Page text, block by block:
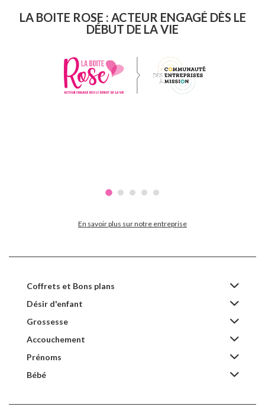
LA BOITE ROSE : ACTEUR ENGAGÉ DÈS LE
DÉBUT DE LA VIE
En savoir plus sur notre entreprise
Coffrets et Bons plans
Désir d'enfant
Grossesse
Accouchement
Prénoms
Bébé